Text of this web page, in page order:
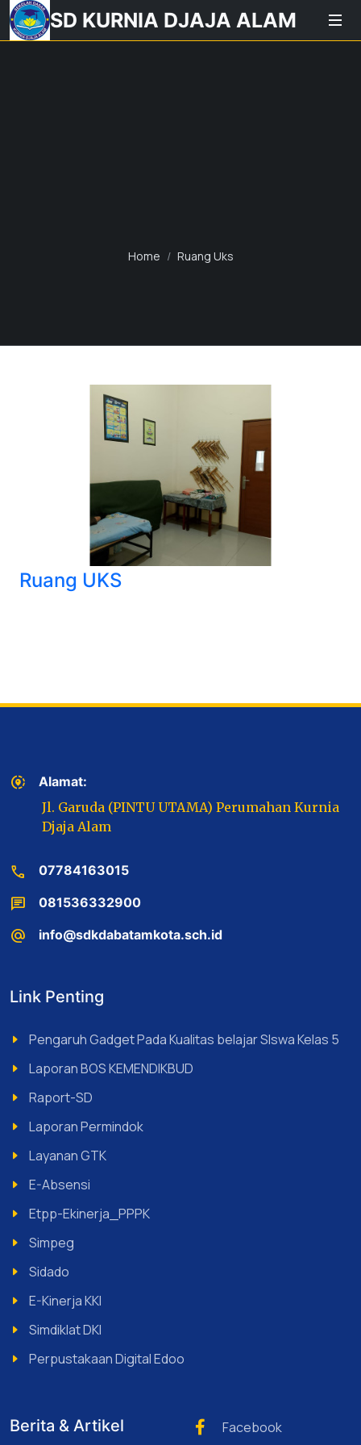
SD KURNIA DJAJA ALAM
Home Ruang Uks
Ruang UKS
share_location
Alamat:
Jl. Garuda (PINTU UTAMA) Perumahan Kurnia
Djaja Alam
call 07784163015
chat 081536332900
alternate_email info@sdkdabatamkota.sch.id
Link Penting
Pengaruh Gadget Pada Kualitas belajar SIswa Kelas 5
Laporan BOS KEMENDIKBUD
Raport-SD
Laporan Permindok
Layanan GTK
E-Absensi
Etpp-Ekinerja_PPPK
Simpeg
Sidado
E-Kinerja KKI
Simdiklat DKI
Perpustakaan Digital Edoo
Berita & Artikel Facebook